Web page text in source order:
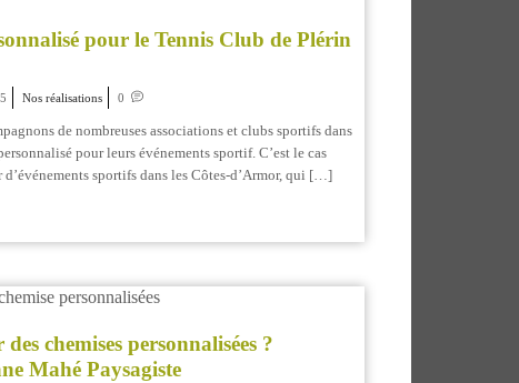
pour le Tennis Club de Plérin
Nos réalisations 0
de nombreuses associations et clubs sportifs dans
pour leurs événements sportif. C’est le cas
sportifs dans les Côtes-d’Armor, qui […]
chemises personnalisées ?
Mahé Paysagiste